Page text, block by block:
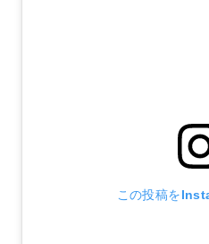
この投稿を